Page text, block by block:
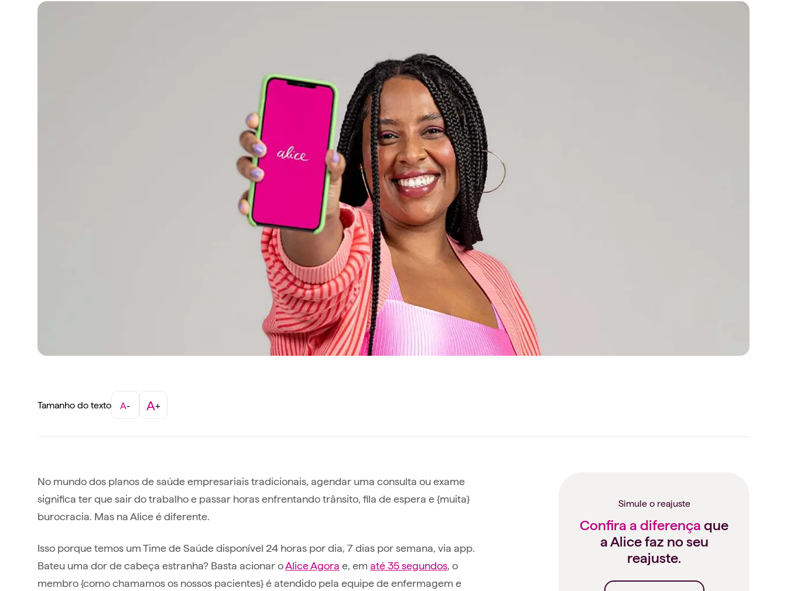
Tamanho do texto A- A+
No mundo dos planos de saúde empresariais tradicionais, agendar uma consulta ou exame
significa ter que sair do trabalho e passar horas enfrentando trânsito, fila de espera e {muita}
burocracia. Mas na Alice é diferente.
Isso porque temos um Time de Saúde disponível 24 horas por dia, 7 dias por semana, via app.
Bateu uma dor de cabeça estranha? Basta acionar oAlice Agora e, em até 35 segundos, o
membro {como chamamos os nossos pacientes} é atendido pela equipe de enfermagem e
Simule o reajuste
Confira a diferença que
a Alice faz no seu
reajuste.